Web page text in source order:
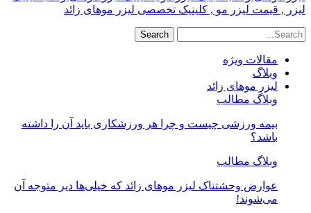
لیزر , قیمت لیزر مو , کلینیک تخصصی لیزر موهای زائد
مقالات ویژه
وبلاگ
لیزر موهای زائد
وبلاگ مطالب
بیمه ورزشی چیست و چرا هر ورزشکاری باید آن را داشته
باشد؟
وبلاگ مطالب
عوارض وحشتناک لیزر موهای زائد که خیلی‌ها دیر متوجه آن
می‌شوند!